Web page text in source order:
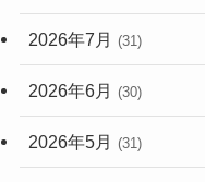
(248)
2026年7月 (31)
2026年6月 (30)
2026年5月 (31)